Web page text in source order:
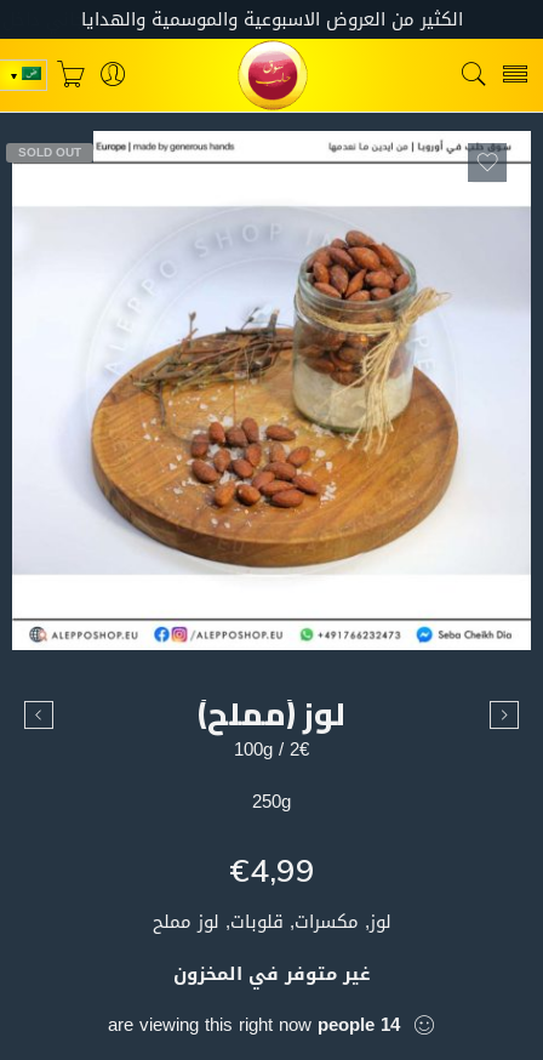
SOLD OUT
لوز (مملح)
2€ / 100g
250g
€4,99
لوز, مكسرات, قلوبات, لوز مملح
غير متوفر في المخزون
14
people
are viewing this right now